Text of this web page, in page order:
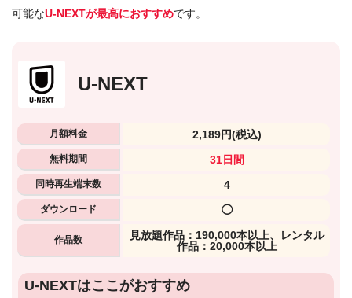
可能なU-NEXTが最高におすすめです。
U-NEXT
月額料金 2,189円(税込)
無料期間 31日間
同時再生端末数 4
ダウンロード ◯
作品数
⾒放題作品：190,000本以上、レンタル
作品：20,000本以上
U-NEXTはここがおすすめ